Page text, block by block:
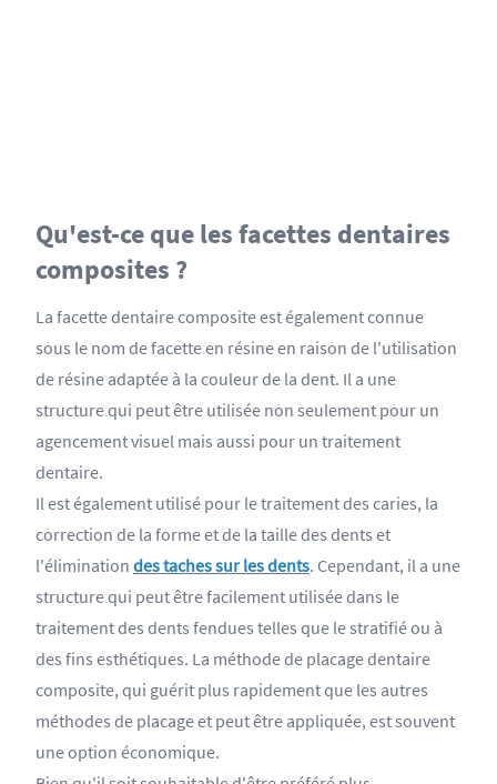
Qu'est-ce que les facettes dentaires
composites ?
La facette dentaire composite est également connue
sous le nom de facette en résine en raison de l'utilisation
de résine adaptée à la couleur de la dent. Il a une
structure qui peut être utilisée non seulement pour un
agencement visuel mais aussi pour un traitement
dentaire.
Il est également utilisé pour le traitement des caries, la
correction de la forme et de la taille des dents et
l'élimination des taches sur les dents. Cependant, il a une
structure qui peut être facilement utilisée dans le
traitement des dents fendues telles que le stratifié ou à
des fins esthétiques. La méthode de placage dentaire
composite, qui guérit plus rapidement que les autres
méthodes de placage et peut être appliquée, est souvent
une option économique.